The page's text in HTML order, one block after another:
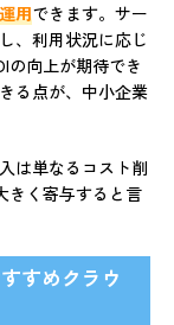
用できます。サー
、利用状況に応じ
の向上が期待でき
る点が、中小企業
は単なるコスト削
きく寄与すると言
すめクラウ